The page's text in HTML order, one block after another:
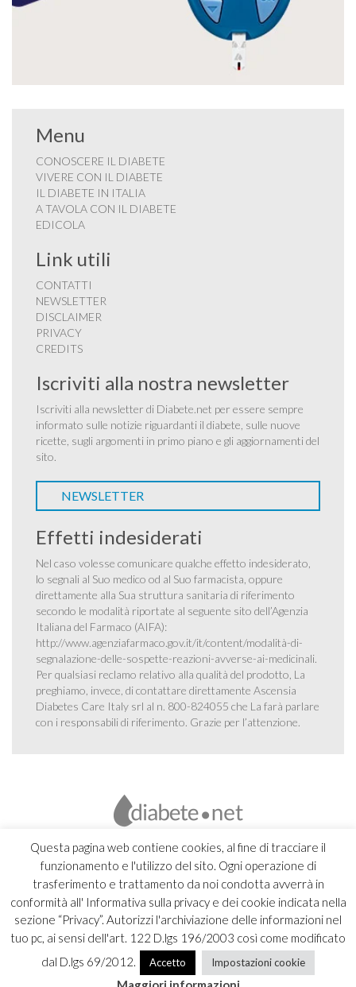
Questa pagina web contiene cookies, al fine di tracciare il
funzionamento e l'utilizzo del sito. Ogni operazione di
trasferimento e trattamento da noi condotta avverrà in
conformità all' Informativa sulla privacy e dei cookie indicata nella
sezione “Privacy”. Autorizzi l'archiviazione delle informazioni nel
tuo pc, ai sensi dell'art. 122 D.lgs 196/2003 così come modificato
dal D.lgs 69/2012.
Accetto Impostazioni cookie
Menu
CONOSCERE IL DIABETE
VIVERE CON IL DIABETE
IL DIABETE IN ITALIA
A TAVOLA CON IL DIABETE
EDICOLA
Link utili
CONTATTI
NEWSLETTER
DISCLAIMER
PRIVACY
CREDITS
Iscriviti alla nostra newsletter
Iscriviti alla newsletter di Diabete.net per essere sempre
informato sulle notizie riguardanti il diabete, sulle nuove
ricette, sugli argomenti in primo piano e gli aggiornamenti del
sito.
NEWSLETTER
Effetti indesiderati
Nel caso volesse comunicare qualche effetto indesiderato,
lo segnali al Suo medico od al Suo farmacista, oppure
direttamente alla Sua struttura sanitaria di riferimento
secondo le modalità riportate al seguente sito dell’Agenzia
Italiana del Farmaco (AIFA):
http://www.agenziafarmaco.gov.it/it/content/modalità-di-
segnalazione-delle-sospette-reazioni-avverse-ai-medicinali.
Per qualsiasi reclamo relativo alla qualità del prodotto, La
preghiamo, invece, di contattare direttamente Ascensia
Diabetes Care Italy srl al n. 800-824055 che La farà parlare
con i responsabili di riferimento. Grazie per l’attenzione.
Copyright 2026 Ascensia Diabetes Care Italy srl |Credits